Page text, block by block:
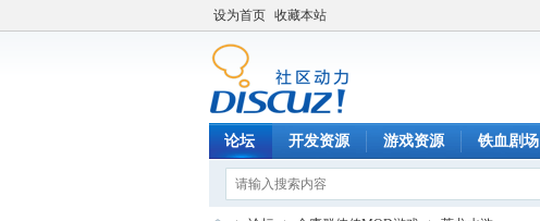
设为首页 收藏本站
论坛 开发资源 游戏资源 铁血剧场